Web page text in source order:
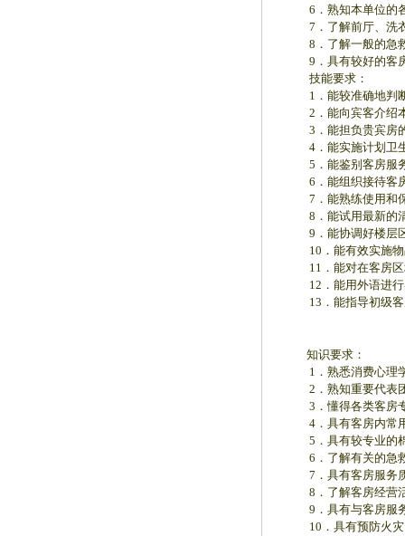
6．熟知本单位的各
7．了解前厅、洗衣
8．了解一般的急
9．具有较好的客房
技能要求：
1．能较准确地判断
2．能向宾客介绍本
3．能担负贵宾房的
4．能实施计划卫生
5．能鉴别客房服务
6．能组织接待客房
7．能熟练使用和保
8．能试用最新的清
9．能协调好楼层区
10．能有效实施物
11．能对在客房区
12．能用外语进行
13．能指导初级客
知识要求：
1．熟悉消费心理学
2．熟知重要代表团
3．懂得各类客房
4．具有客房内常用
5．具有较专业的棉
6．了解有关的急
7．具有客房服务
8．了解客房经营活
9．具有与客房服务
10．具有预防火灾